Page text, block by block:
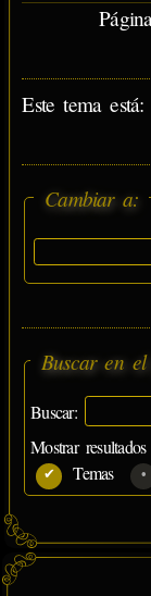
Este tema
Cambiar a:
Buscar en el
Buscar:
Mostrar resultados
Temas